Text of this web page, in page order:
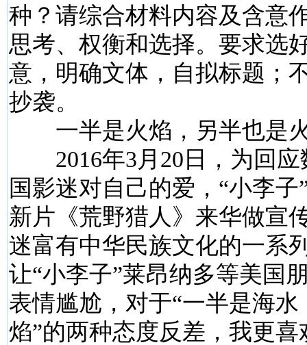
种？请综合材料内容及含意
思考、权衡和选择。要求选
意，明确文体，自拟标题；
抄袭。
一半是火焰，另半也是
2016年3月20日，为回应
国影迷对自己的爱，“小李
新片《荒野猎人》来华做宣
迷富有中华民族文化的一系
让“小李子”莱昂纳多等美国
表情尴尬，对于“一半是海水
焰”的两种态度反差，我更